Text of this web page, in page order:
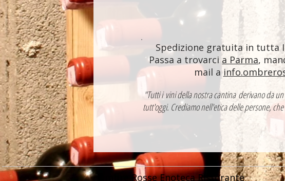
Spedizione gratuita in tutta
Passa a trovarci a Parma,
mail a
"Tutti i vini della nostra cantina derivano da
tutt'oggi. Crediamo nell'etica delle persone,
Ombre Rosse Enoteca Ristorante